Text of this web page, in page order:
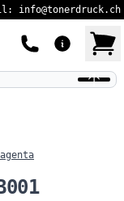
info@tonerdruck.ch